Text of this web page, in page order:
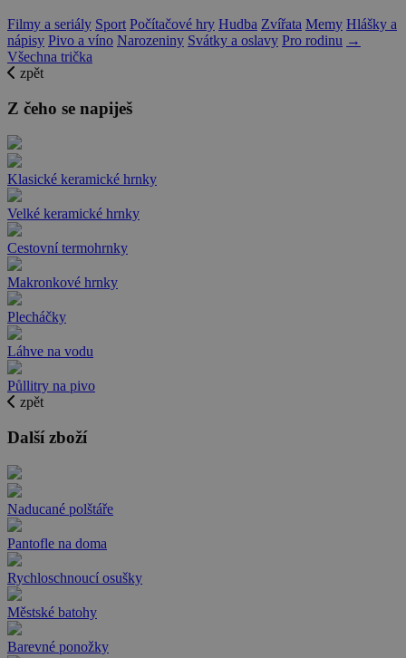
Filmy a seriály Sport Počítačové hry Hudba Zvířata Memy Hlášky a
nápisy Pivo a víno Narozeniny Svátky a oslavy Pro rodinu →
Všechna trička
zpět
Z čeho se napiješ
Klasické keramické hrnky
Velké keramické hrnky
Cestovní termohrnky
Makronkové hrnky
Plecháčky
Láhve na vodu
Půllitry na pivo
zpět
Další zboží
Naducané polštáře
Pantofle na doma
Rychloschnoucí osušky
Městské batohy
Barevné ponožky